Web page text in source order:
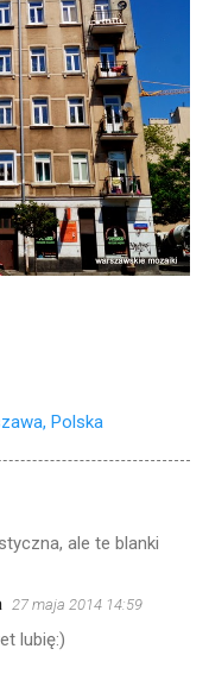
Polska
ale te blanki
27 maja 2014 14:59
lubię:)